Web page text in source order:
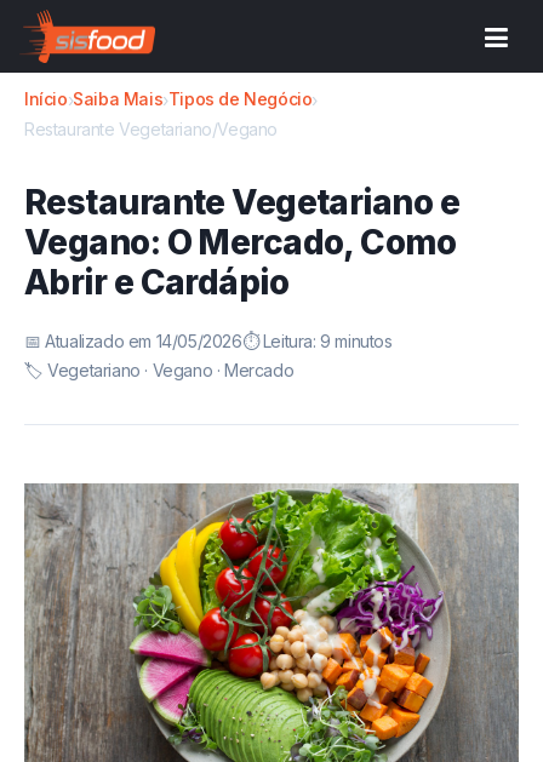
Início›Saiba Mais›Tipos de Negócio›
Restaurante Vegetariano/Vegano
Restaurante Vegetariano e
Vegano: O Mercado, Como
Abrir e Cardápio
📅 Atualizado em 14/05/2026⏱️ Leitura: 9 minutos
🏷️ Vegetariano · Vegano · Mercado